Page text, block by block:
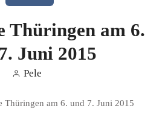
Thüringen am 6.
Juni 2015
Pele
Thüringen am 6. und 7. Juni 2015